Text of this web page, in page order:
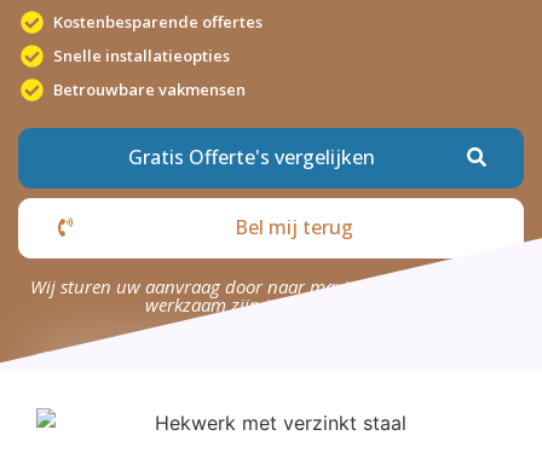
Kostenbesparende offertes
Snelle installatieopties
Betrouwbare vakmensen
Gratis Offerte's vergelijken
Bel mij terug
Wij sturen uw aanvraag door naar maximaal 4 bedrijven die
werkzaam zijn in uw omgeving.